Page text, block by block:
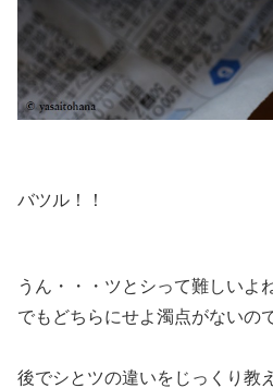
バツル！！
うん・・・ツとシって難しいよ
でもどちらにせよ濁点がないの
後でシとツの違いをじっくり教